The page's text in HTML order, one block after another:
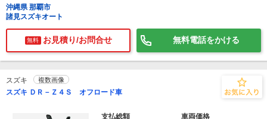
沖縄県 那覇市
諸見スズキオート
無料 お見積り/お問合せ 無料電話をかける
スズキ 複数画像
スズキ ＤＲ－Ｚ４Ｓ オフロード車
支払総額 車両価格